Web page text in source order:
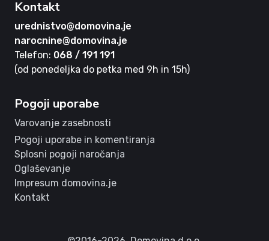
Kontakt
urednistvo@domovina.je
narocnine@domovina.je
Telefon: 068 / 191 191
(od ponedeljka do petka med 9h in 15h)
Pogoji uporabe
Varovanje zasebnosti
Pogoji uporabe in komentiranja
Splosni pogoji naročanja
Oglaševanje
Impresum domovina.je
Kontakt